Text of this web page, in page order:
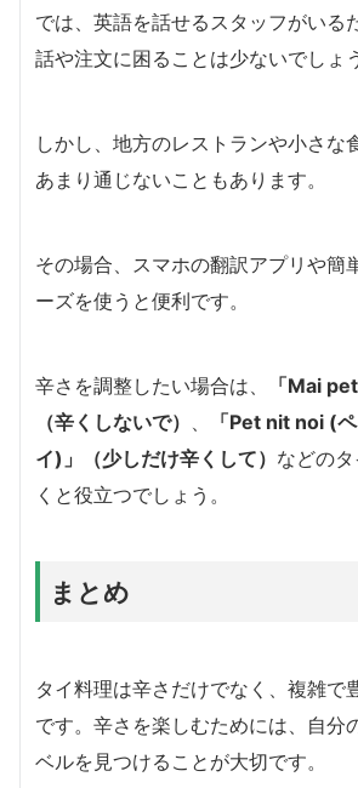
では、英語を話せるスタッフがいる
話や注文に困ることは少ないでしょう
しかし、地方のレストランや小さな
あまり通じないこともあります。
その場合、スマホの翻訳アプリや簡
ーズを使うと便利です。
辛さを調整したい場合は、
「Mai
（辛くしないで） 、
「Pet nit noi (
イ)」（少しだけ辛くして） などの
くと役立つでしょう。
まとめ
タイ料理は辛さだけでなく、複雑で
です。辛さを楽しむためには、自分
ベルを見つけることが大切です。